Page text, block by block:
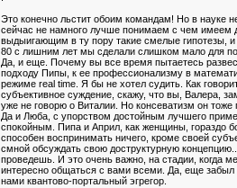
Это конечно льстит обоим командам! Но в науке
сейчас не намного лучше понимаем с чем имеем
выдыигающим в ту пору такие смелые гипотезы,
80 с лишним лет мы сделали слишком мало для
Да, и еще. Почему вы все время пытаетесь
подходу Пипы, к ее профессионализму в
режиме real time. Я бы не хотел судить. Как
субъективное суждение, скажу, что вы, Валера,
уже не говорю о Виталии. Но консеватизм он
Да и Люба, с упорством достойным лучшего
спокойным. Пипа и Април, как женщины, гораздо
способен воспринимать ничего, кроме своей
смной обсуждать свою доструктурную
проведешь. И это очень важно, на стадии, когда
интересно общаться с вами всеми. Да, еще
нами квантово-портальный эгрегор.